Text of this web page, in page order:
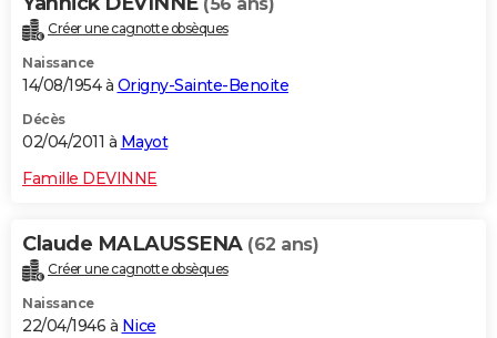
(56 ans)
Créer une cagnotte obsèques
Naissance
14/08/1954 à Origny-Sainte-Benoite
Décès
02/04/2011 à Mayot
Famille DEVINNE
Claude MALAUSSENA (62 ans)
Créer une cagnotte obsèques
Naissance
22/04/1946 à Nice